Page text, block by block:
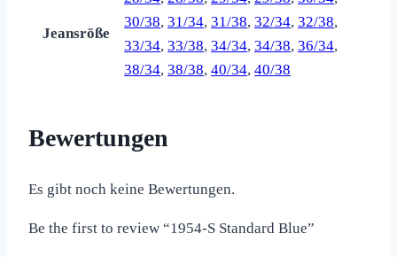
Jeansröße
30/38, 31/34, 31/38, 32/34, 32/38,
33/34, 33/38, 34/34, 34/38, 36/34,
38/34, 38/38, 40/34, 40/38
Bewertungen
Es gibt noch keine Bewertungen.
Be the first to review “1954-S Standard Blue”